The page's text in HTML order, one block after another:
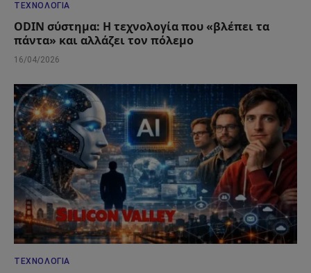
ΤΕΧΝΟΛΟΓΊΑ
ODIN σύστημα: Η τεχνολογία που «βλέπει τα
πάντα» και αλλάζει τον πόλεμο
16/04/2026
ΤΕΧΝΟΛΟΓΊΑ